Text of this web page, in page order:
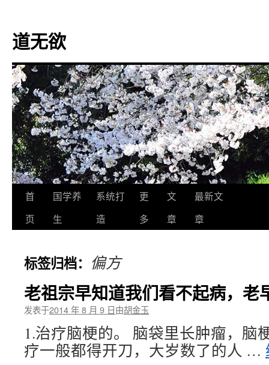
道无欲
跳
文
首
页
国学养
生
系统打
造
更
多
文
章
最新文
章
标签归档： 偏方
老祖宗早知道我们看不起病，老
发表于2014 年 8 月 9 日由胡金玉
1.治疗脑梗的。 脑袋里长肿瘤，脑
疗一般都得开刀，大岁数了的人 …